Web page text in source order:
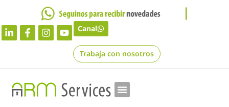
Canal
Trabaja con nosotros